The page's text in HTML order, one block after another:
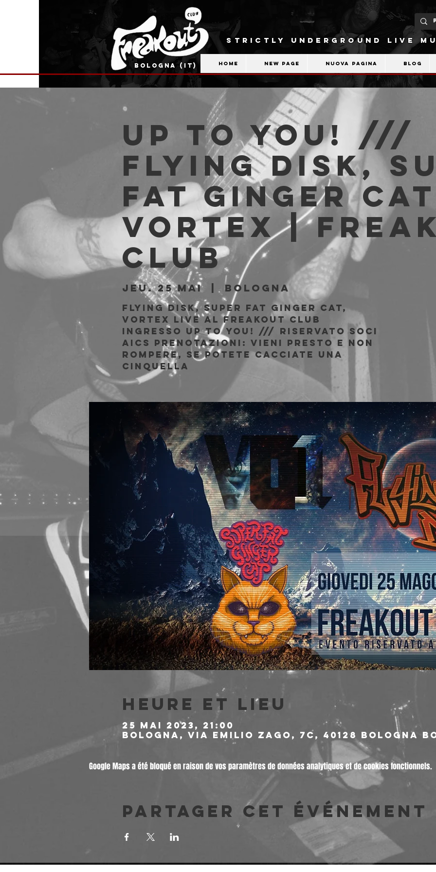
BOLOGNA (IT)
STRICTLY UNDERGROUND LIVE
Home New Page Nuova pagina Blog
Up to You! ///
Flying Disk,
Fat Ginger
Vortex |
Club
jeu. 25 mai
  |
Bologna
Flying Disk, Super Fat Ginger Cat,
Vortex live al Freakout Club
Ingresso Up to You! /// riservato soci
AICS Prenotazioni: vieni presto e non
rompere, se potete cacciate una
cinquella
Heure et lieu
25 mai 2023, 21:00
Bologna, Via Emilio Zago, 7c, 40128 Bologna
Google Maps a été bloqué en raison de vos paramètres de données analytiques et de cookies fonctionnels.
Partager cet événement